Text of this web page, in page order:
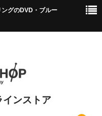
グのDVD・ブルー
インストア